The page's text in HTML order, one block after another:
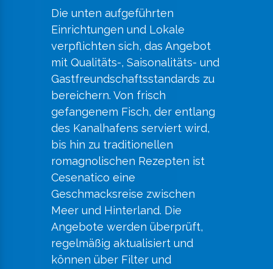
Die unten aufgeführten
Einrichtungen und Lokale
verpflichten sich, das Angebot
mit Qualitäts-, Saisonalitäts- und
Gastfreundschaftsstandards zu
bereichern. Von frisch
gefangenem Fisch, der entlang
des Kanalhafens serviert wird,
bis hin zu traditionellen
romagnolischen Rezepten ist
Cesenatico eine
Geschmacksreise zwischen
Meer und Hinterland. Die
Angebote werden überprüft,
regelmäßig aktualisiert und
können über Filter und